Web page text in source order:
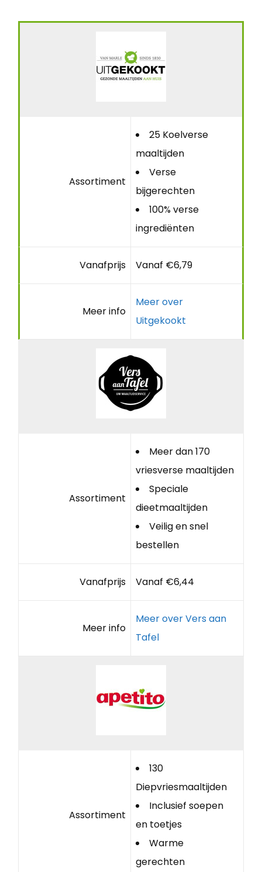
Assortiment
25 Koelverse
maaltijden
Verse
bijgerechten
100% verse
ingrediënten
Vanafprijs Vanaf €6,79
Meer info
Meer over
Uitgekookt
Assortiment
Meer dan 170
vriesverse maaltijden
Speciale
dieetmaaltijden
Veilig en snel
bestellen
Vanafprijs Vanaf €6,44
Meer info
Meer over Vers aan
Tafel
Assortiment
130
Diepvriesmaaltijden
Inclusief soepen
en toetjes
Warme
gerechten